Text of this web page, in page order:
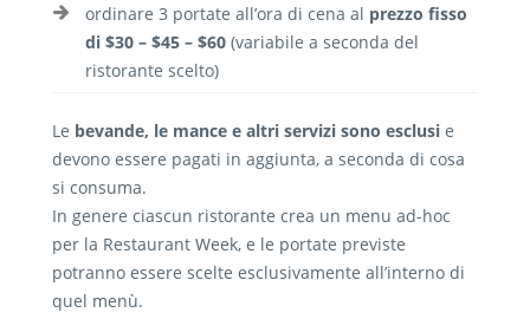
ordinare 3 portate all’ora di cena al prezzo fisso
di $30 – $45 – $60 (variabile a seconda del
ristorante scelto)
Le bevande, le mance e altri servizi sono esclusi e
devono essere pagati in aggiunta, a seconda di cosa
si consuma.
In genere ciascun ristorante crea un menu ad-hoc
per la Restaurant Week, e le portate previste
potranno essere scelte esclusivamente all’interno di
quel menù.